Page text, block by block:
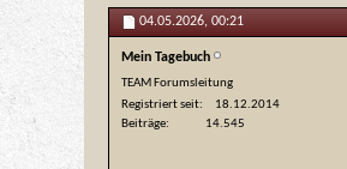
04.05.2026, 00:21
Mein Tagebuch
TEAM Forumsleitung
Registriert seit
18.12.2014
Beiträge
14.545